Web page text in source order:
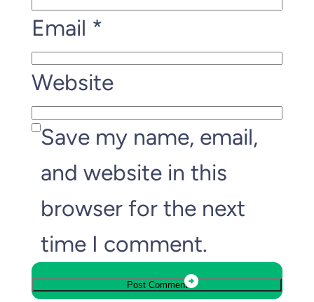
Email *
Website
Save my name, email,
and website in this
browser for the next
time I comment.